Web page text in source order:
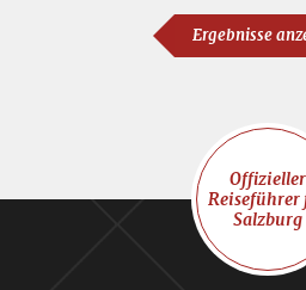
Ergebnisse
Offizieller
Reiseführer
Salzburg